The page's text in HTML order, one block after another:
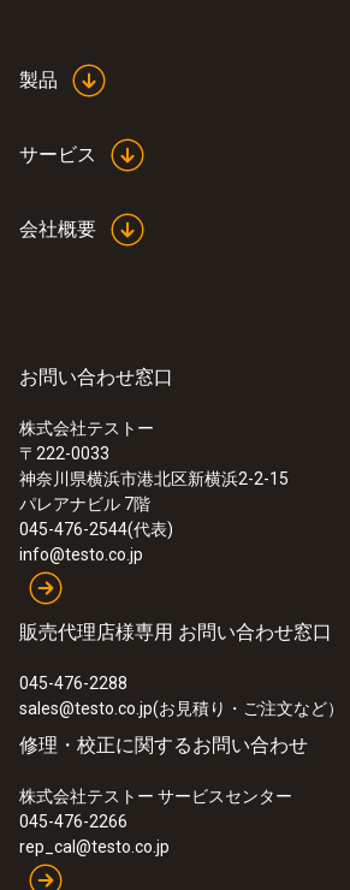
:0632 3220
testo 320 - 燃焼排ガス分析計
製品
サービス
会社概要
お問い合わせ窓口
株式会社テストー
〒222-0033
神奈川県横浜市港北区新横浜2-2-15
パレアナビル 7階
045-476-2544(代表)
info@testo.co.jp
販売代理店様専用 お問い合わせ窓口
045-476-2288
sales@testo.co.jp(お見積り・ご注文など）
修理・校正に関するお問い合わせ
株式会社テストー サービスセンター
045-476-2266
rep_cal@testo.co.jp